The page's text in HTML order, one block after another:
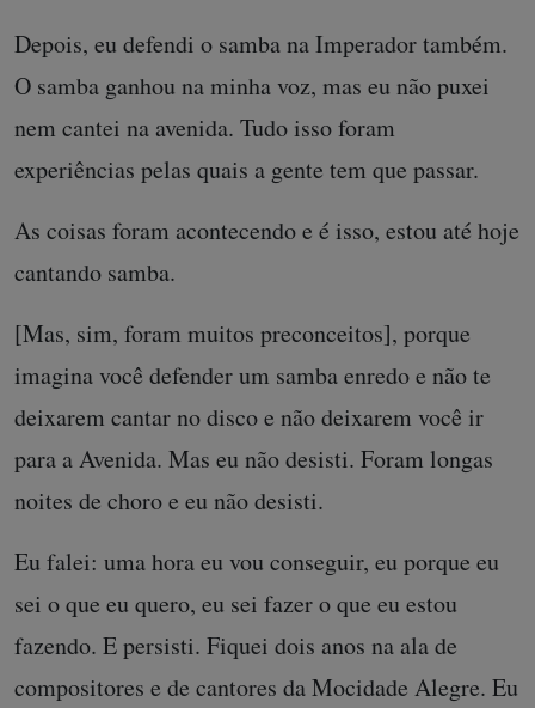
Depois, eu defendi o samba na Imperador também.
O samba ganhou na minha voz, mas eu não puxei
nem cantei na avenida. Tudo isso foram
experiências pelas quais a gente tem que passar.
As coisas foram acontecendo e é isso, estou até hoje
cantando samba.
[Mas, sim, foram muitos preconceitos], porque
imagina você defender um samba enredo e não te
deixarem cantar no disco e não deixarem você ir
para a Avenida. Mas eu não desisti. Foram longas
noites de choro e eu não desisti.
Eu falei: uma hora eu vou conseguir, eu porque eu
sei o que eu quero, eu sei fazer o que eu estou
fazendo. E persisti. Fiquei dois anos na ala de
compositores e de cantores da Mocidade Alegre. Eu